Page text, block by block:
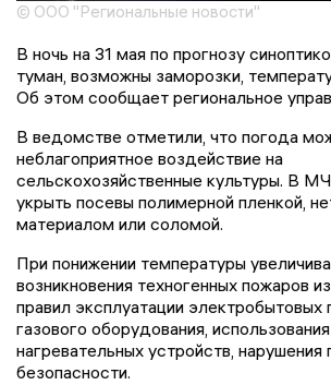
© ООО "Региональные новости"
В ночь на 31 мая по прогнозу
туман, возможны заморозки,
Об этом сообщает региональное
В ведомстве отметили, что погода
неблагоприятное воздействие на
сельскохозяйственные культуры. В
укрыть посевы полимерной пленкой,
материалом или соломой.
При понижении температуры
возникновения техногенных пожаров
правил эксплуатации электробытовых
газового оборудования,
нагревательных устройств, нарушения
безопасности.